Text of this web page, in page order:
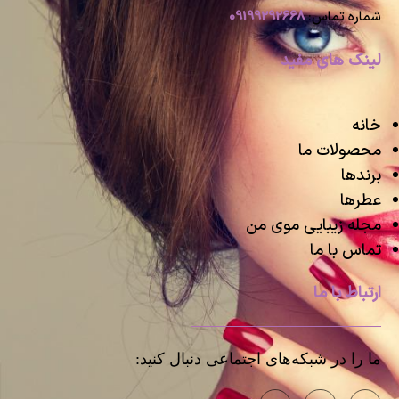
شماره تماس:09199292668
لینک های مفید
خانه
محصولات ما
برندها
عطرها
مجله زیبایی موی من
تماس با ما
ارتباط با ما
ما را در شبکه‌های اجتماعی دنبال کنید: